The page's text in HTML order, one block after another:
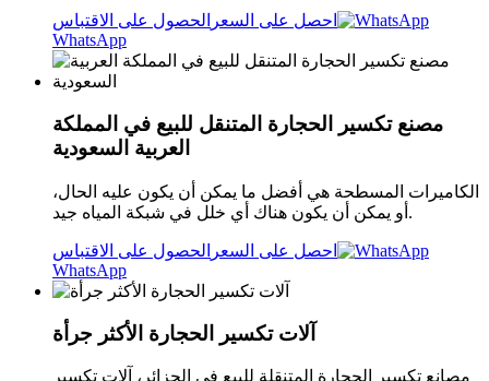
احصل على السعر الحصول على الاقتباس
WhatsApp
مصنع تكسير الحجارة المتنقل للبيع في المملكة
العربية السعودية
الكاميرات المسطحة هي أفضل ما يمكن أن يكون عليه الحال،
أو يمكن أن يكون هناك أي خلل في شبكة المياه جيد.
احصل على السعر الحصول على الاقتباس
WhatsApp
آلات تكسير الحجارة الأكثر جرأة
مصانع تكسير الحجارة المتنقلة للبيع في الجزائر، آلات تكسير